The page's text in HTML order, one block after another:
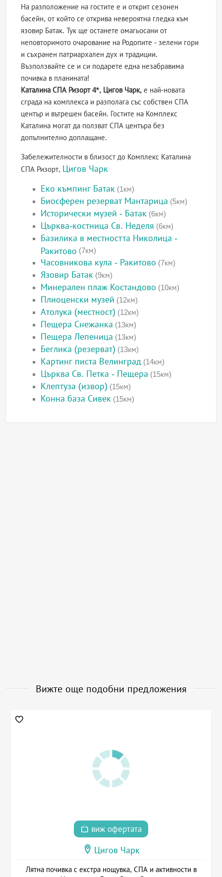
На разположение на гостите е и открит сезонен
басейн, от който се открива невероятна гледка към
язовир Батак. Тук ще останете омагьосани от
неповторимото очарование на Родопите - зелени гори
и съхранен патриархален дух и традиции.
Възползвайте се и си подарете една незабравима
почивка в планината!
Каталина СПА Ризорт 4*, Цигов Чарк, е най-новата
сграда на комплекса и разполага със собствен СПА
център и вътрешен басейн. Гостите на Комплекс
Каталина могат да ползват СПА центъра без
допълнително доплащане.
Забележителности в близост до Комплекс Каталина
СПА Ризорт, Цигов Чарк
Еко къмпинг Батак (1км)
Биосферен резерват Мантарица (5км)
Исторически музей - Батак (6км)
Църква-костница Св. Неделя (6км)
Базилика в местността Николица -
Ракитово (7км)
Часовникова кула - Ракитово (7км)
Язовир Батак (9км)
Минерален плаж Костандово (10км)
Плиоценски музей (12км)
Атолука (местност) (12км)
Пещера Снежанка (13км)
Пещера Лепеница (13км)
Беглика (резерват) (13км)
Картинг писта Велинград (14км)
Църква Св. Петка - Пещера (15км)
Клептуза (извор) (15км)
Конна база Сивек (15км)
Вижте още подобни предложения
виж офертата
Цигов Чарк
Лятна почивка с екстра нощувка, СПА и активности в